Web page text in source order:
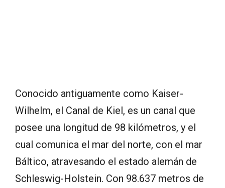
Conocido antiguamente como Kaiser-
Wilhelm, el Canal de Kiel, es un canal que
posee una longitud de 98 kilómetros, y el
cual comunica el mar del norte, con el mar
Báltico, atravesando el estado alemán de
Schleswig-Holstein. Con 98.637 metros de